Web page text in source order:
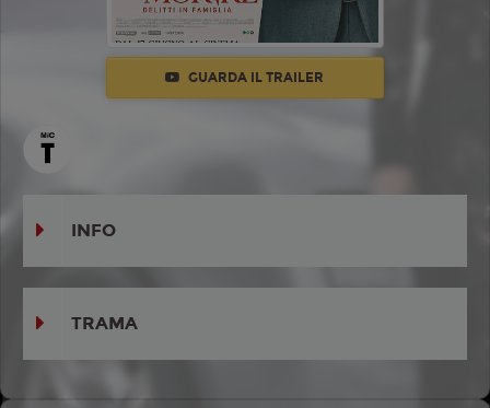
GUARDA IL TRAILER
INFO
TRAMA